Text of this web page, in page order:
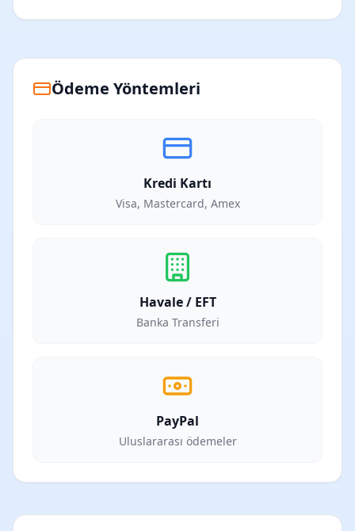
Ödeme Yöntemleri
Kredi Kartı
Visa, Mastercard, Amex
Havale / EFT
Banka Transferi
PayPal
Uluslararası ödemeler